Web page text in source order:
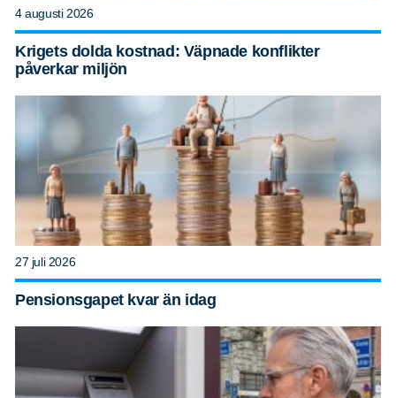
4 augusti 2026
Krigets dolda kostnad: Väpnade konflikter
påverkar miljön
27 juli 2026
Pensionsgapet kvar än idag